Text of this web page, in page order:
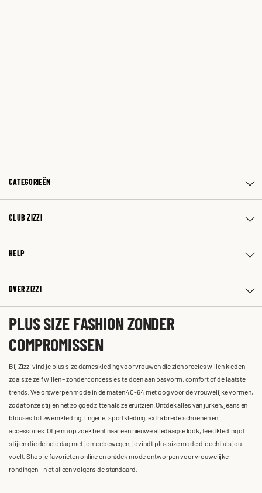
CATEGORIEËN
CLUB ZIZZI
HELP
OVER ZIZZI
PLUS SIZE FASHION ZONDER
COMPROMISSEN
Bij Zizzi vind je plus size dameskleding voor vrouwen die zich precies willen kleden
zoals ze zelf willen – zonder concessies te doen aan pasvorm, comfort of de laatste
trends. We ontwerpen mode in de maten 40-64 met oog voor de vrouwelijke vormen,
zodat onze stijlen net zo goed zitten als ze eruitzien. Ontdek alles van jurken, jeans en
blouses tot zwemkleding, lingerie, sportkleding, extra brede schoenen en
accessoires. Of je nu op zoek bent naar een nieuwe alledaagse look, feestkleding of
stijlen die de hele dag met je meebewegen, je vindt plus size mode die echt als jou
voelt. Shop je favorieten online en ontdek mode ontworpen voor vrouwelijke
rondingen – niet alleen volgens de standaard.